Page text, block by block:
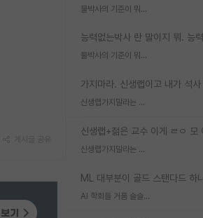
물박사의 기준이 뭐임?
물박사의 기준이 뭐임?
신생랩가지말라는 이유가 있었구나
신생랩가지말라는 이유가 있었구나
AI 학회들 거품 슬슬 지적이 나오네요